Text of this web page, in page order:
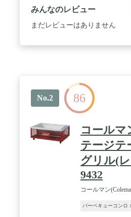
鉄(クロムめっき) / 原産国:中国
みんなのレビュー
まだレビューはありません
No.2 86
コールマ
テージテ
グリル(
9432
コールマン
バーベキューコンロ